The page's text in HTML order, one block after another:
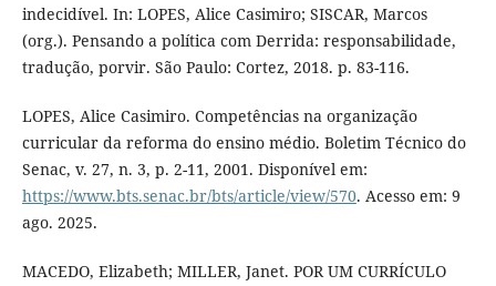
indecidível. In: LOPES, Alice Casimiro; SISCAR, Marcos
(org.). Pensando a política com Derrida: responsabilidade,
tradução, porvir. São Paulo: Cortez, 2018. p. 83-116.
LOPES, Alice Casimiro. Competências na organização
curricular da reforma do ensino médio. Boletim Técnico do
Senac, v. 27, n. 3, p. 2-11, 2001. Disponível em:
https://www.bts.senac.br/bts/article/view/570. Acesso em: 9
ago. 2025.
MACEDO, Elizabeth; MILLER, Janet. POR UM CURRÍCULO